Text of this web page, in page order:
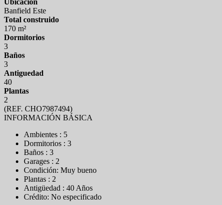
Ubicación
Banfield Este
Total construido
170 m²
Dormitorios
3
Baños
3
Antiguedad
40
Plantas
2
(REF. CHO7987494)
INFORMACIÓN BÁSICA
Ambientes : 5
Dormitorios : 3
Baños : 3
Garages : 2
Condición: Muy bueno
Plantas : 2
Antigüedad : 40 Años
Crédito: No especificado